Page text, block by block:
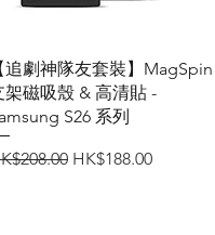
快速瀏覽
追劇神隊友套裝】MagSpin
架磁吸殼 & 高清貼 -
S26 系列
般價格
促銷價格
HK$188.00